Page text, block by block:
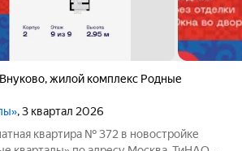
,жилой комплекс Родные
, 3 квартал 2026
квартира № 372 в новостройке